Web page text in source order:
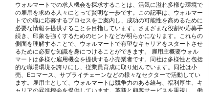
ウォルマートでの求人機会を探求することは、活気に溢れ多様な環境で
の雇用を求める人々にとって賢明な一歩です。この記事は、ウォルマー
トでの職に応募するプロセスをご案内し、成功の可能性を高めるために
必要な情報を提供することを目指しています。さまざまな役割や応募手
続き、印象を強くするためのヒントなどが明らかになります。これらの
側面を理解することで、ウォルマートで有望なキャリアをスタートさせ
るために必要な知識を身につけることができます。 雇用主概要ウォル
マートは多様な雇用機会を提供する小売業者です。同社は多様性と包括
的な職場環境を誇りにし、従業員育成に取り組んでいます。同社は小
売、Eコマース、サプライチェーンなどの様々なセクターで活動してい
ます。雇用主として、ウォルマートは競争力のある給与、福利厚生、キ
ャリアの昇進機会を提供しています。革新と顧客サービスを重視し、働